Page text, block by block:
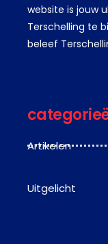
website is jouw
Terschelling te
beleef
Artikelen
Uitgelicht